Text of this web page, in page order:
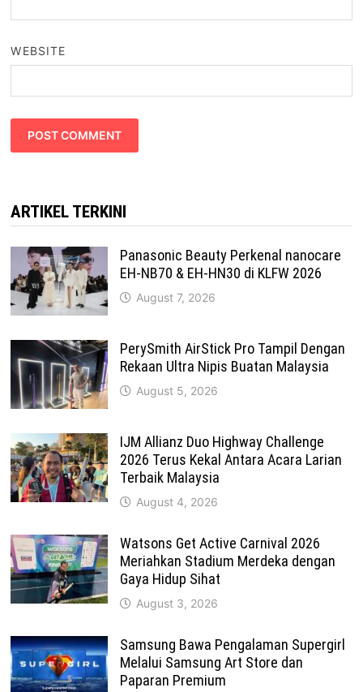
WEBSITE
ARTIKEL TERKINI
Panasonic Beauty Perkenal nanocare
EH-NB70 & EH-HN30 di KLFW 2026
August 7, 2026
PerySmith AirStick Pro Tampil Dengan
Rekaan Ultra Nipis Buatan Malaysia
August 5, 2026
IJM Allianz Duo Highway Challenge
2026 Terus Kekal Antara Acara Larian
Terbaik Malaysia
August 4, 2026
Watsons Get Active Carnival 2026
Meriahkan Stadium Merdeka dengan
Gaya Hidup Sihat
August 3, 2026
Samsung Bawa Pengalaman Supergirl
Melalui Samsung Art Store dan
Paparan Premium